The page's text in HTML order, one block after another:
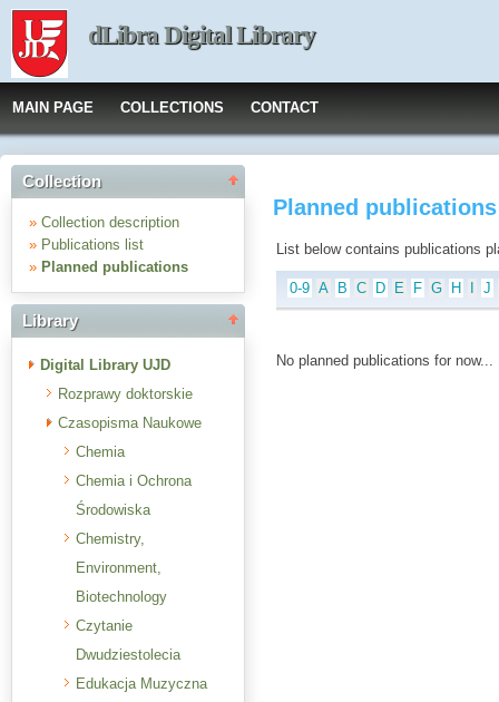
dLibra Digital Library
MAIN PAGE COLLECTIONS CONTACT
Collection
» Collection description
» Publications list
» Planned publications
Library
Digital Library UJD
Rozprawy doktorskie
Czasopisma Naukowe
Chemia
Chemia i Ochrona
Środowiska
Chemistry,
Environment,
Biotechnology
Czytanie
Dwudziestolecia
Edukacja Muzyczna
Planned
List below contains publications
0-9 A B C D E F G H J
No planned publications for now...